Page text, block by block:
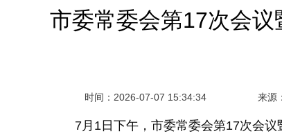
市委常委会第17次会
时间： 2026-07-07 15:34:34 来源
7月1日下午，市委常委会第17次会议